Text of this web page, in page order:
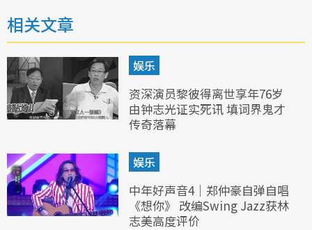
相关文章
娱乐
资深演员黎彼得离世享年76岁
由钟志光证实死讯 填词界鬼才
传奇落幕
娱乐
中年好声音4｜郑仲豪自弹自唱
《想你》 改编Swing Jazz获林
志美高度评价